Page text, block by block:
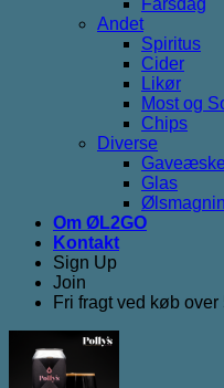
Andet
Spiritus
Cider
Likør
Most og
Chips
Diverse
Glas
Om ØL2GO
Kontakt
Sign Up
Join
Fri fragt ved køb over